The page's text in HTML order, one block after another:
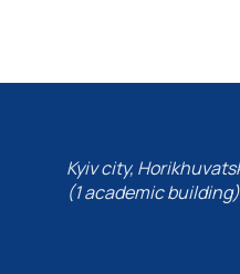
Kyiv city,
(1 academic